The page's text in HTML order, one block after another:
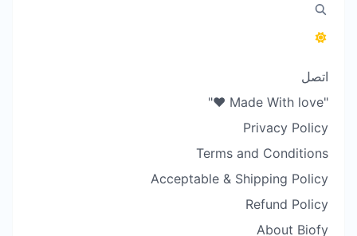
اتصل
"Made With love ❤️"
Privacy Policy
Terms and Conditions
Acceptable & Shipping Policy
Refund Policy
About Biofy